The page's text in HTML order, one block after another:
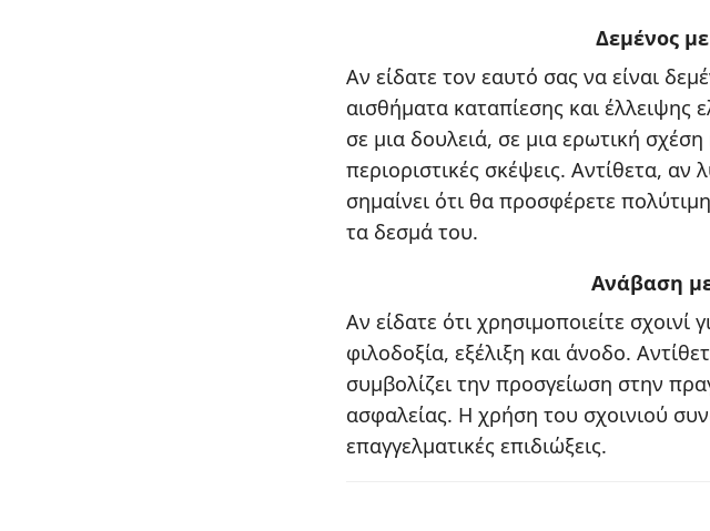
Δεμένος
Αν είδατε τον εαυτό σας να είναι
αισθήματα καταπίεσης και έλλειψης
σε μια δουλειά, σε μια ερωτική
περιοριστικές σκέψεις. Αντίθετα,
σημαίνει ότι θα προσφέρετε
τα δεσμά του.
Ανάβαση
Αν είδατε ότι χρησιμοποιείτε σχοινί
φιλοδοξία, εξέλιξη και άνοδο.
συμβολίζει την προσγείωση στην
ασφαλείας. Η χρήση του σχοινιού
επαγγελματικές επιδιώξεις.